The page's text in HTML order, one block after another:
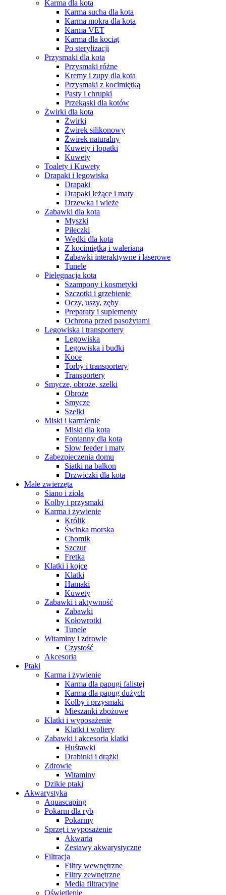
Karma dla kota
Karma sucha dla kota
Karma mokra dla kota
Karma VET
Karma dla kociąt
Po sterylizacji
Przysmaki dla kota
Przysmaki różne
Kremy i zupy dla kota
Przysmaki z kocimiętką
Pasty i chrupki
Przekąski dla kotów
Żwirki dla kota
Żwirki
Żwirek silikonowy
Żwirek naturalny
Kuwety i łopatki
Kuwety
Toalety i Kuwety
Drapaki i legowiska
Drapaki
Drapaki leżące i maty
Drzewka i wieże
Zabawki dla kota
Myszki
Piłeczki
Wędki dla kota
Z kocimiętką i walerianą
Zabawki interaktywne i laserowe
Tunele
Pielęgnacja kota
Szampony i kosmetyki
Szczotki i grzebienie
Oczy, uszy, zęby
Preparaty i suplementy
Ochrona przed pasożytami
Legowiska i transportery
Legowiska
Legowiska i budki
Koce
Torby i transportery
Transportery
Smycze, obroże, szelki
Obroże
Smycze
Szelki
Miski i karmienie
Miski dla kota
Fontanny dla kota
Slow feeder i maty
Zabezpieczenia domu
Siatki na balkon
Drzwiczki dla kota
Małe zwierzęta
Siano i zioła
Kolby i przysmaki
Karma i żywienie
Królik
Świnka morska
Chomik
Szczur
Fretka
Klatki i kojce
Klatki
Hamaki
Kuwety
Zabawki i aktywność
Zabawki
Kołowrotki
Tunele
Witaminy i zdrowie
Czystość
Akcesoria
Ptaki
Karma i żywienie
Karma dla papugi falistej
Karma dla papug dużych
Kolby i przysmaki
Mieszanki zbożowe
Klatki i wyposażenie
Klatki i woliery
Zabawki i akcesoria klatki
Huśtawki
Drabinki i drążki
Zdrowie
Witaminy
Dzikie ptaki
Akwarystyka
Aquascaping
Pokarm dla ryb
Pokarmy
Sprzęt i wyposażenie
Akwaria
Zestawy akwarystyczne
Filtracja
Filtry wewnętrzne
Filtry zewnętrzne
Media filtracyjne
Oświetlenie